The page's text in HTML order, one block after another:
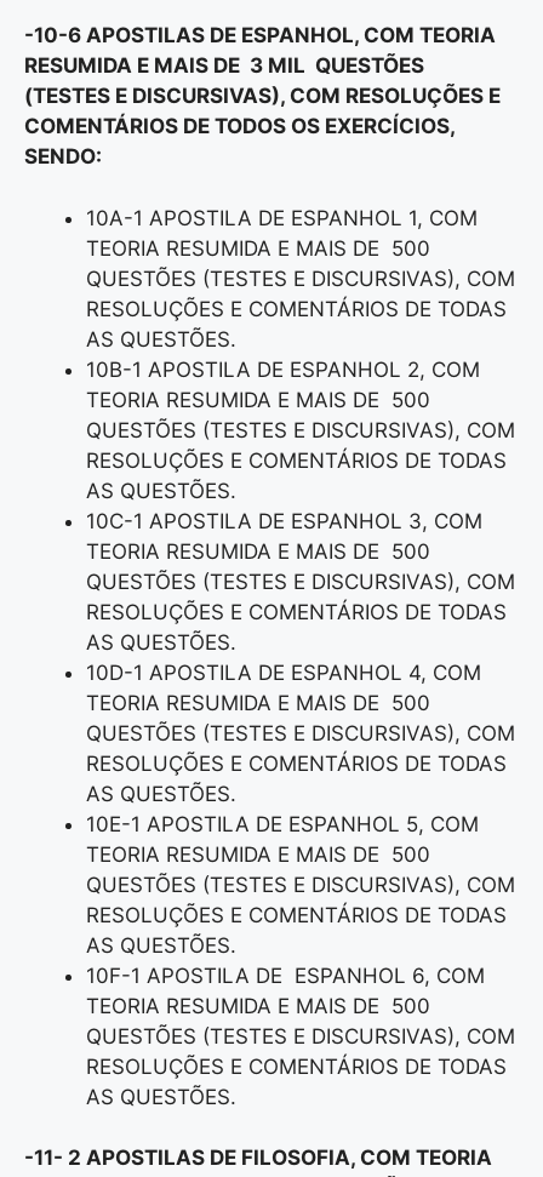
-10-6 APOSTILAS DE ESPANHOL, COM TEORIA
RESUMIDA E MAIS DE 3 MIL QUESTÕES
(TESTES E DISCURSIVAS), COM RESOLUÇÕES E
COMENTÁRIOS DE TODOS OS EXERCÍCIOS,
SENDO:
10A-1 APOSTILA DE ESPANHOL 1, COM
TEORIA RESUMIDA E MAIS DE 500
QUESTÕES (TESTES E DISCURSIVAS), COM
RESOLUÇÕES E COMENTÁRIOS DE TODAS
AS QUESTÕES.
10B-1 APOSTILA DE ESPANHOL 2, COM
TEORIA RESUMIDA E MAIS DE 500
QUESTÕES (TESTES E DISCURSIVAS), COM
RESOLUÇÕES E COMENTÁRIOS DE TODAS
AS QUESTÕES.
10C-1 APOSTILA DE ESPANHOL 3, COM
TEORIA RESUMIDA E MAIS DE 500
QUESTÕES (TESTES E DISCURSIVAS), COM
RESOLUÇÕES E COMENTÁRIOS DE TODAS
AS QUESTÕES.
10D-1 APOSTILA DE ESPANHOL 4, COM
TEORIA RESUMIDA E MAIS DE 500
QUESTÕES (TESTES E DISCURSIVAS), COM
RESOLUÇÕES E COMENTÁRIOS DE TODAS
AS QUESTÕES.
10E-1 APOSTILA DE ESPANHOL 5, COM
TEORIA RESUMIDA E MAIS DE 500
QUESTÕES (TESTES E DISCURSIVAS), COM
RESOLUÇÕES E COMENTÁRIOS DE TODAS
AS QUESTÕES.
10F-1 APOSTILA DE ESPANHOL 6, COM
TEORIA RESUMIDA E MAIS DE 500
QUESTÕES (TESTES E DISCURSIVAS), COM
RESOLUÇÕES E COMENTÁRIOS DE TODAS
AS QUESTÕES.
-11- 2 APOSTILAS DE FILOSOFIA, COM TEORIA